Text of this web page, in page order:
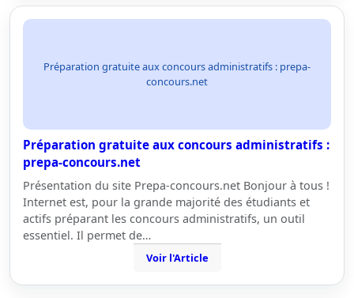
Préparation gratuite aux concours administratifs : prepa-
concours.net
Préparation gratuite aux concours administratifs :
prepa-concours.net
Présentation du site Prepa-concours.net Bonjour à tous !
Internet est, pour la grande majorité des étudiants et
actifs préparant les concours administratifs, un outil
essentiel. Il permet de…
Voir l'Article